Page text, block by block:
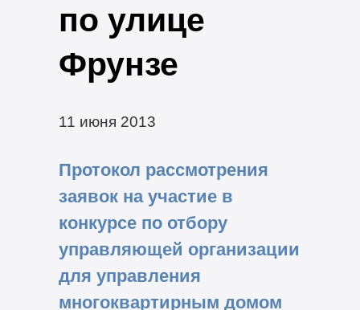
по улице
Фрунзе
11 июня 2013
Протокол рассмотрения
заявок на участие в
конкурсе по отбору
управляющей организации
для управления
многоквартирным домом